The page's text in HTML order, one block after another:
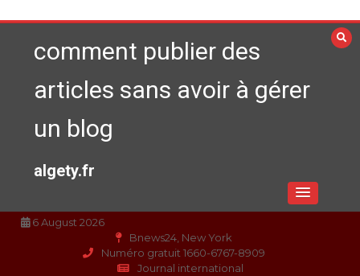
au
contenucomment publier des
articles sans avoir à gérer
un blog
algety.fr
6 August 2026
Bnews24, New York
Numéro gratuit 1660-6767-8909
Journal international